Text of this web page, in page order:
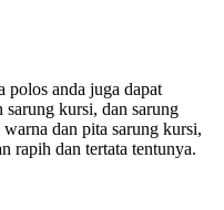
polos anda juga dapat
kursi, dan sarung
dan pita sarung kursi,
rapih dan tertata tentunya.